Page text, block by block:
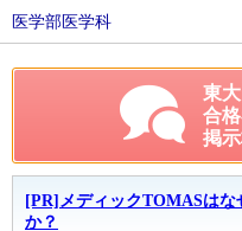
医学部医学科
東
合
掲